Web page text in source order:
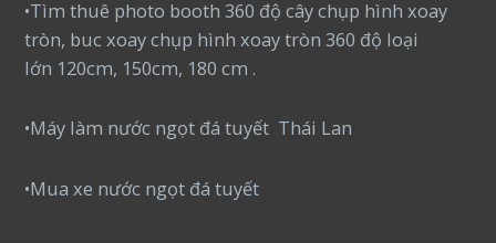
•Tìm thuê photo booth 360 độ cây chụp hình xoay
tròn, buc xoay chụp hình xoay tròn 360 độ loại
lớn 120cm, 150cm, 180 cm .
•Máy làm nước ngọt đá tuyết Thái Lan
•Mua xe nước ngọt đá tuyết